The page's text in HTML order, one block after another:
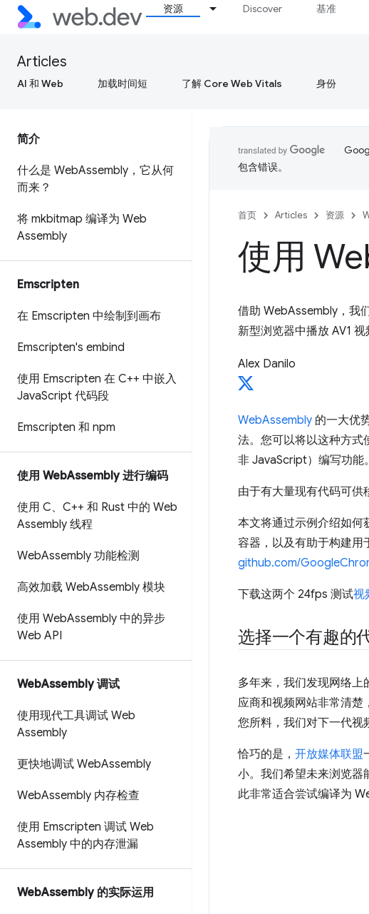
资源 Discover 基准
Articles
AI 和 Web 加载时间短 了解 Core Web Vitals 身份
简介
什么是 WebAssembly，它从何
而来？
将 mkbitmap 编译为 Web
Assembly
Emscripten
在 Emscripten 中绘制到画布
Emscripten's embind
使用 Emscripten 在 C++ 中嵌入
JavaScript 代码段
Emscripten 和 npm
使用 WebAssembly 进行编码
使用 C、C++ 和 Rust 中的 Web
Assembly 线程
WebAssembly 功能检测
高效加载 WebAssembly 模块
使用 WebAssembly 中的异步
Web API
WebAssembly 调试
使用现代工具调试 Web
Assembly
更快地调试 WebAssembly
WebAssembly 内存检查
使用 Emscripten 调试 Web
Assembly 中的内存泄漏
WebAssembly 的实际运用
包含错误。
首页 Articles 资源
使用
借助 WebAssembly，我
新型浏览器中播放 AV1 视
Alex Danilo
WebAssembly 的一大优
法。您可以将以这种方式
非 JavaScript）编写功能。
由于有大量现有代码可供
本文将通过示例介绍如何
容器，以及有助于构建用
github.com/
下载这两个 24fps 测试视
选择一个有趣的
多年来，我们发现网络
应商和视频网站非常清楚
您所料，我们对下一代视
恰巧的是， 开放媒体联盟
小。我们希望未来浏览器
此非常适合尝试编译为